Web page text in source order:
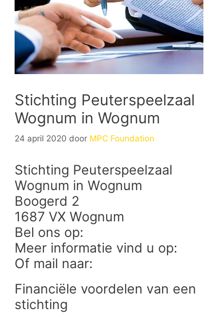
Stichting Peuterspeelzaal
Wognum in Wognum
24 april 2020 door MPC Foundation
Stichting Peuterspeelzaal
Wognum in Wognum
Boogerd 2
1687 VX Wognum
Bel ons op:
Meer informatie vind u op:
Of mail naar:
Financiële voordelen van een
stichting